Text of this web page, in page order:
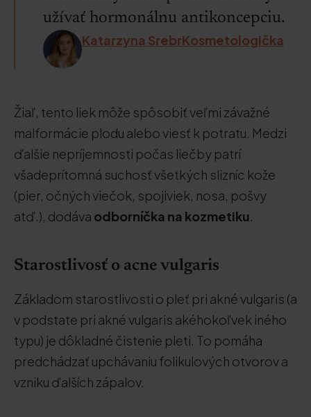
užívať hormonálnu antikoncepciu.
Katarzyna SrebrKosmetologička
Žiaľ, tento liek môže spôsobiť veľmi závažné
malformácie plodu alebo viesť k potratu. Medzi
ďalšie nepríjemnosti počas liečby patrí
všadeprítomná suchosť všetkých slizníc kože
(pier, očných viečok, spojiviek, nosa, pošvy
atď.), dodáva odborníčka na kozmetiku.
Starostlivosť o acne vulgaris
Základom starostlivosti o pleť pri akné vulgaris (a
v podstate pri akné vulgaris akéhokoľvek iného
typu) je dôkladné čistenie pleti. To pomáha
predchádzať upchávaniu folikulových otvorov a
vzniku ďalších zápalov.